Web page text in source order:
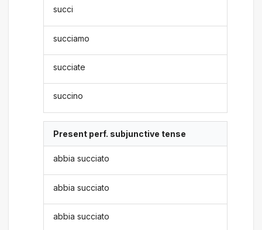
succi
succiamo
succiate
succino
Present perf. subjunctive tense
abbia succiato
abbia succiato
abbia succiato